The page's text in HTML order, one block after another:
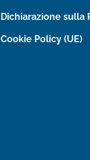
Dichiarazione sulla
Cookie Policy (UE)